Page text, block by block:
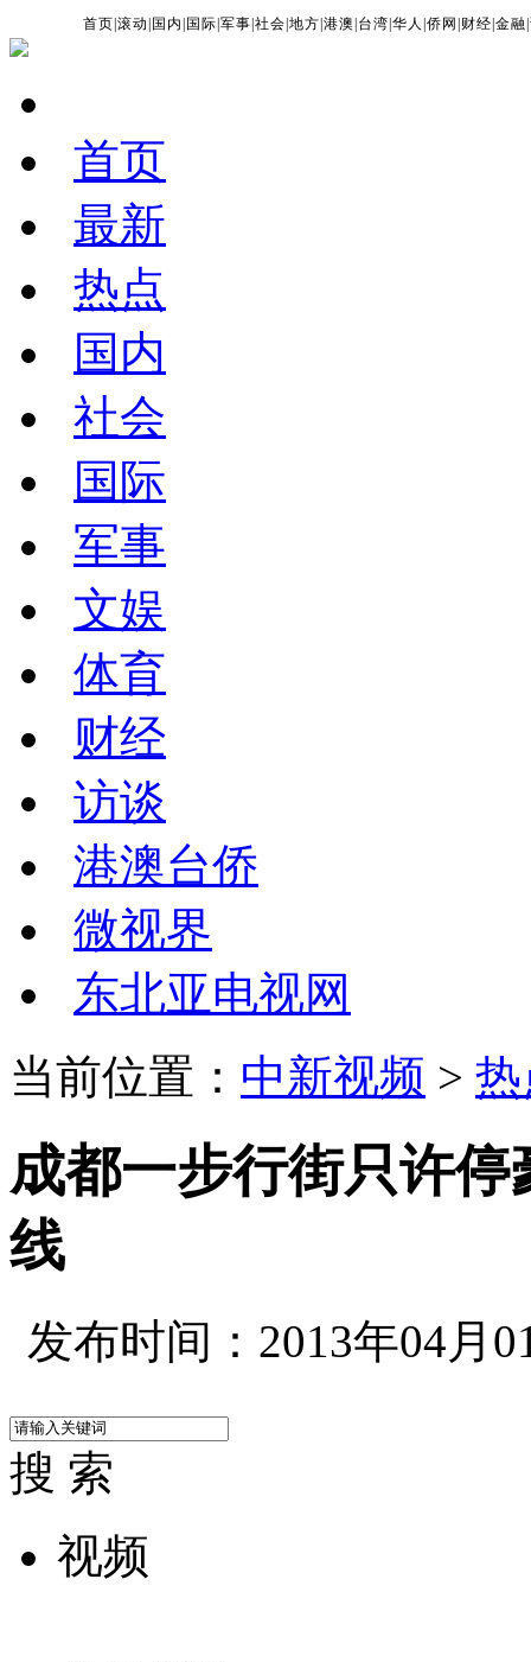
首页 |滚动 国内 国际 |军事 |社会 |地方 |港澳 台湾 |华人 |侨网 财经 |金融 |
首页
最新
热点
国内
社会
国际
军事
文娱
体育
财经
访谈
港澳台侨
微视界
东北亚电视网
当前位置： 中新视频 >
成都一步行街只许
线
发布时间：2013年04月
搜 索
视频